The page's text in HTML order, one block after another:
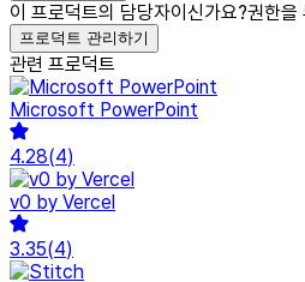
이 프로덕트의 담당자이신가요?권한을
프로덕트 관리하기
관련 프로덕트
Microsoft PowerPoint
4.28(4)
v0 by Vercel
3.35(4)